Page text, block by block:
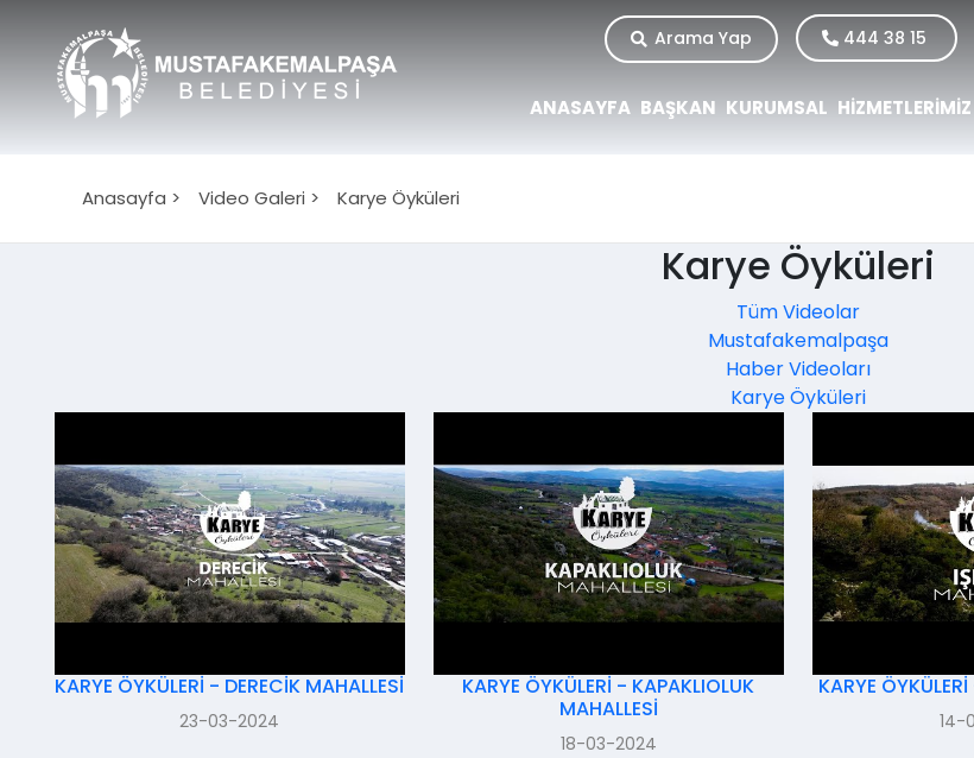
Arama Yap 444 38 15
ANASAYFA BAŞKAN KURUMSAL HİZMETLERİMİZ
Anasayfa > Video Galeri > Karye Öyküleri
Karye Öyküleri
Tüm Videolar
Mustafakemalpaşa
Haber Videoları
Karye Öyküleri
KARYE ÖYKÜLERİ - DERECİK MAHALLESİ
23-03-2024
KARYE ÖYKÜLERİ - KAPAKLIOLUK
MAHALLESİ
18-03-2024
KARYE
14-